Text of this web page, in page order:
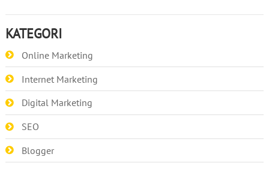
KATEGORI
Online Marketing
Internet Marketing
Digital Marketing
SEO
Blogger